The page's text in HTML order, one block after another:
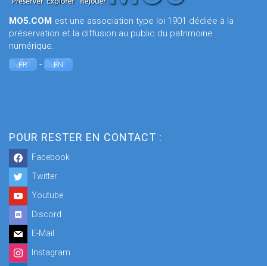
MO5.COM est une association type loi 1901 dédiée à la
préservation et la diffusion au public du patrimoine
numérique.
FR - EN
POUR RESTER EN CONTACT :
Facebook
Twitter
Youtube
Discord
E-Mail
Instagram